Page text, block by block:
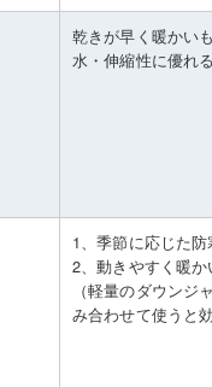
乾きが早く暖かい
水・伸縮性に優れ
1、季節に応じた
2、動きやすく暖
（軽量のダウンジ
み合わせて使うと